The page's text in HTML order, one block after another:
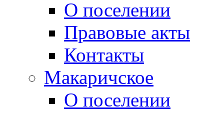
О поселении
Правовые акты
Контакты
Макаричское
О поселении